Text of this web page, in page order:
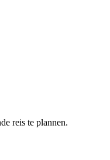
reis te plannen.